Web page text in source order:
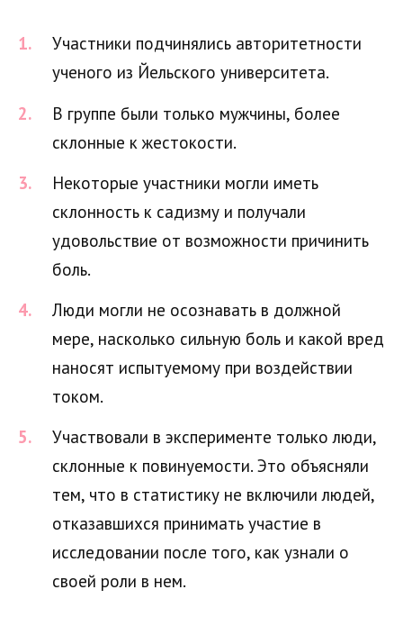
Участники подчинялись авторитетности
ученого из Йельского университета.
В группе были только мужчины, более
склонные к жестокости.
Некоторые участники могли иметь
склонность к садизму и получали
удовольствие от возможности причинить
боль.
Люди могли не осознавать в должной
мере, насколько сильную боль и какой вред
наносят испытуемому при воздействии
током.
Участвовали в эксперименте только люди,
склонные к повинуемости. Это объясняли
тем, что в статистику не включили людей,
отказавшихся принимать участие в
исследовании после того, как узнали о
своей роли в нем.